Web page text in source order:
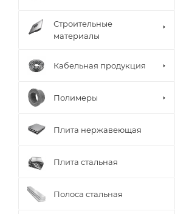
Строительные
материалы
Кабельная продукция
Полимеры
Плита нержавеющая
Плита стальная
Полоса стальная